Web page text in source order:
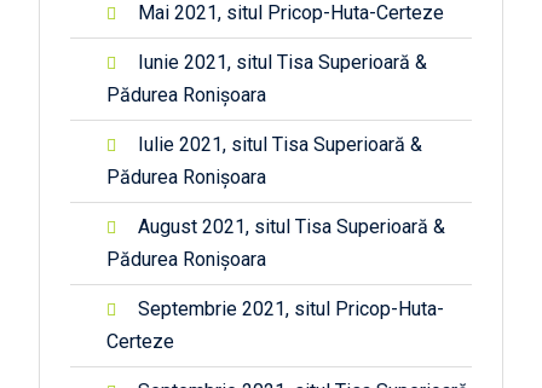
Mai 2021, situl Pricop-Huta-Certeze
Iunie 2021, situl Tisa Superioară &
Pădurea Ronișoara
Iulie 2021, situl Tisa Superioară &
Pădurea Ronișoara
August 2021, situl Tisa Superioară &
Pădurea Ronișoara
Septembrie 2021, situl Pricop-Huta-
Certeze